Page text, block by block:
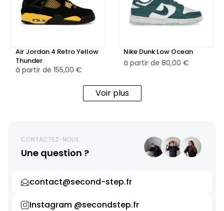
Air Jordan 4 Retro Yellow
Thunder
à partir de 155,00 €
Nike Dunk Low Ocean
à partir de 80,00 €
Voir plus
CONTACTEZ-NOUS
Une question ?
contact@second-step.fr
Instagram @secondstep.fr